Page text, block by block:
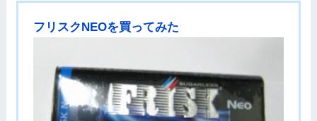
フリスクNEOを買ってみた